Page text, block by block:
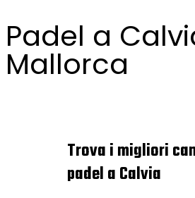
Padel a
Mallorca
Trova i migliori
padel a Calvia